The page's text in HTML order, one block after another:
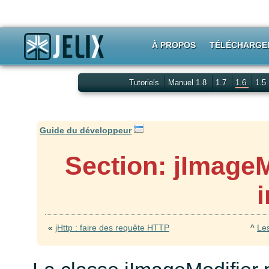
À PROPOS
Tutoriels Manuel 1.8 1.7 1.6 1.5
Guide du développeur
Section:
« jHttp : faire des requête HTTP ^